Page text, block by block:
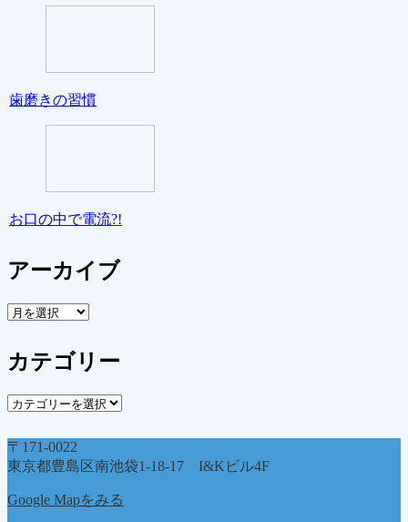
歯磨きの習慣
お口の中で電流?!
アーカイブ
ア
カ
イ
カテゴリー
カ
ゴ
リ
〒171-0022
東京都豊島区南池袋1-18-17 I&Kビル4F
Google Mapをみる